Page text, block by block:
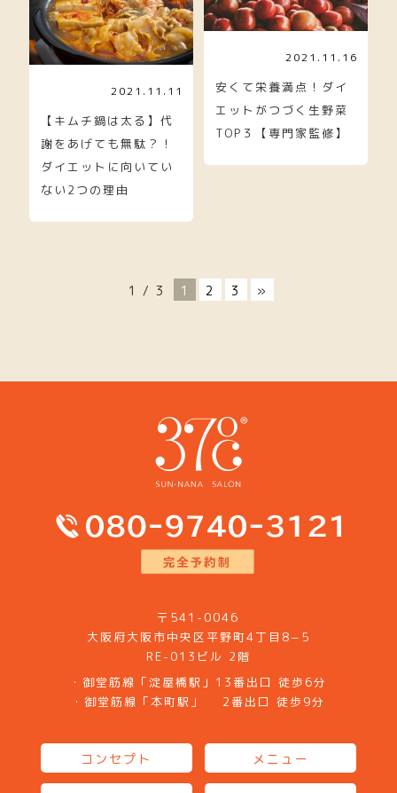
2021.11.16
安くて栄養満点！ダイ
エットがつづく生野菜
TOP３【専門家監修】
2021.11.11
【キムチ鍋は太る】代
謝をあげても無駄？！
ダイエットに向いてい
ない2つの理由
1 / 3 1 2 3 »
〒541-0046
大阪府大阪市中央区平野町4丁目8−5
RE-013ビル 2階
・御堂筋線「淀屋橋駅」13番出口 徒歩6分
・御堂筋線「本町駅」 2番出口 徒歩9分
コンセプト メニュー